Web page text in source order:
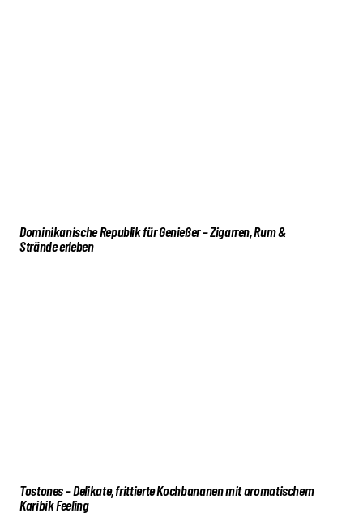
Dominikanische Republik für Genießer – Zigarren, Rum &
Strände erleben
Tostones – Delikate, frittierte Kochbananen mit aromatischem
Karibik Feeling